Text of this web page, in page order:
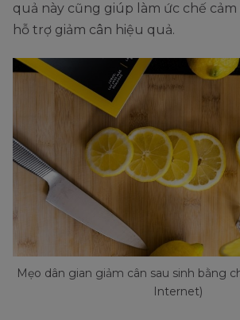
quả này cũng giúp làm ức chế cảm
hỗ trợ giảm cân hiệu quả.
Mẹo dân gian giảm cân sau sinh bằng
Internet)